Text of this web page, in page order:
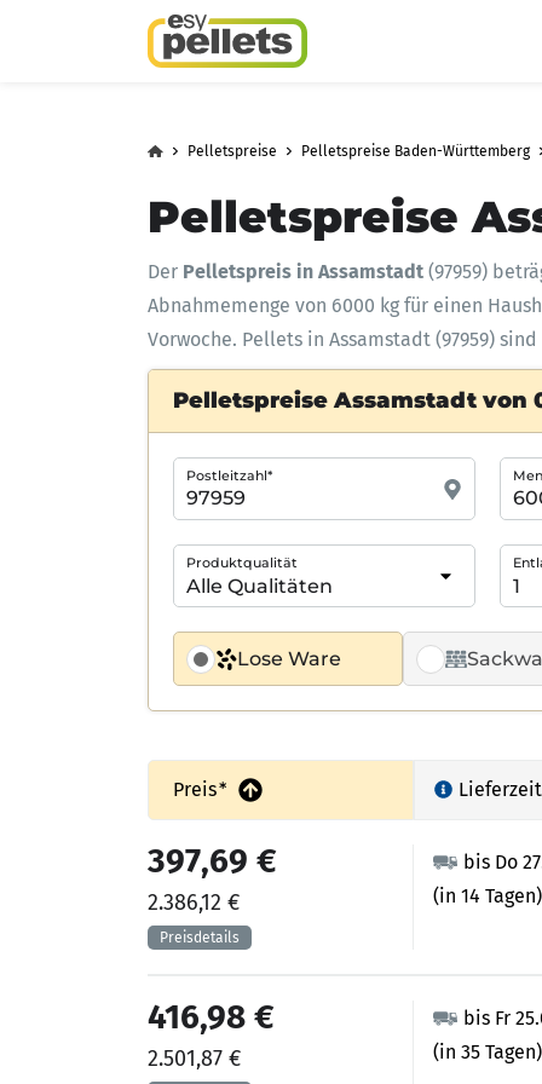
Pelletspreise Pelletspreise Baden-Württemberg
Pelletspreise
Der Pelletspreis in Assamstadt (97959)
Abnahmemenge von 6000 kg für einen
Vorwoche. Pellets in Assamstadt (97959)
Pelletspreise Assamstadt von
Lose Ware
Postleitzahl*
Produktqualität
Preis* Lieferzeit
bis Do
(in 14 Tagen)
397,69 €
2.386,12 €
bis Fr
(in 35 Tagen)
416,98 €
2.501,87 €